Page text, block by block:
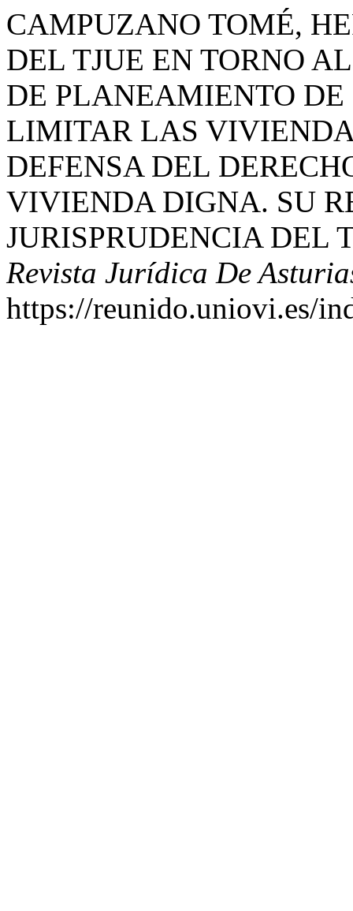
CAMPUZANO TOMÉ,
DEL TJUE EN TORNO
DE PLANEAMIENTO
LIMITAR LAS
DEFENSA DEL
VIVIENDA DIGNA. SU
JURISPRUDENCIA DEL
Revista Jurídica De
https://reunido.uniovi.es/